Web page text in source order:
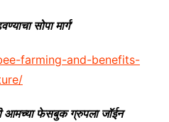
सोपा मार्ग’
farming-and-benefits-
आमच्या फेसबुक ग्रुपला जॉईन